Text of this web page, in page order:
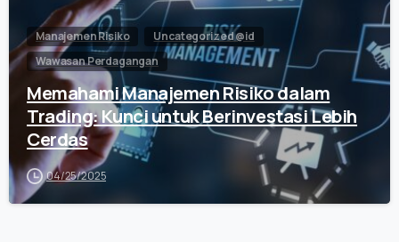
Manajemen Risiko
Uncategorized @id
Wawasan Perdagangan
Memahami Manajemen Risiko dalam
Trading: Kunci untuk Berinvestasi Lebih
Cerdas
04/25/2025